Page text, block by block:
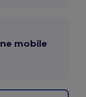
mobile